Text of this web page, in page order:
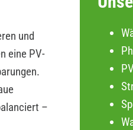
und
eine PV-
–